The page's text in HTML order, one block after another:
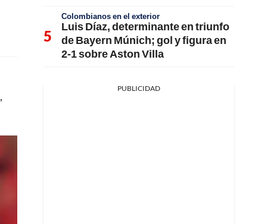
,
Colombianos en el exterior
Luis Díaz, determinante en triunfo
de Bayern Múnich; gol y figura en
2-1 sobre Aston Villa
PUBLICIDAD